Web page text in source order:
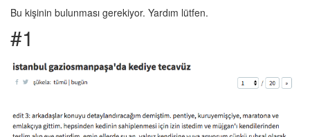
Bu kişinin bulunması gerekiyor. Yardım lütfen.
#1